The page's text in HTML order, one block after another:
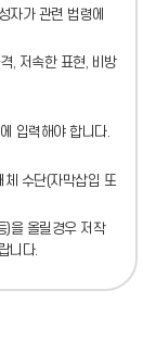
자가 관련 법령에
, 저속한 표현, 비방
입력해야 합니다.
체 수단(자막삽입 또
)을 올릴경우 저작
니다.